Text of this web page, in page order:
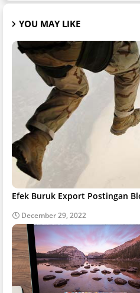
YOU MAY LIKE
Efek Buruk Export Postingan
December 29, 2022